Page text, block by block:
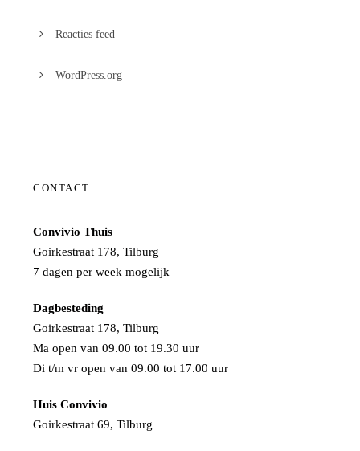
Reacties feed
WordPress.org
CONTACT
Convivio Thuis
Goirkestraat 178, Tilburg
7 dagen per week mogelijk
Dagbesteding
Goirkestraat 178, Tilburg
Ma open van 09.00 tot 19.30 uur
Di t/m vr open van 09.00 tot 17.00 uur
Huis Convivio
Goirkestraat 69, Tilburg